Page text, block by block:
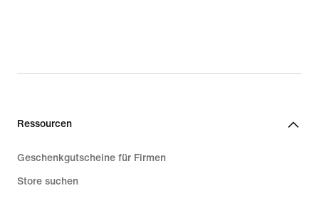
Ressourcen
Geschenkgutscheine für Firmen
Store suchen